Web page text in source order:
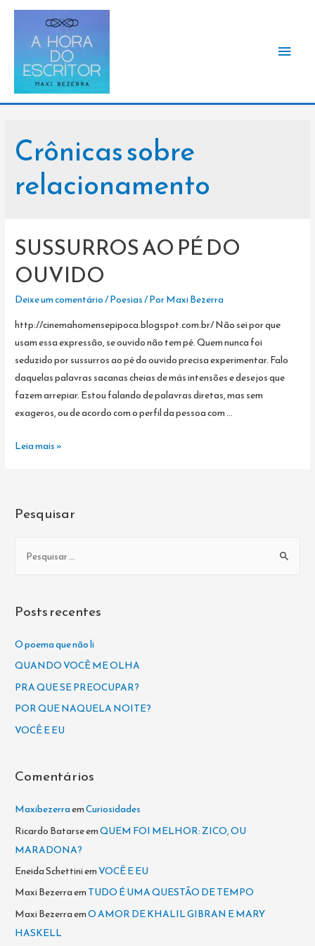
Crônicas sobre
relacionamento
SUSSURROS AO PÉ DO
OUVIDO
Deixe um comentário/Poesias/ PorMaxi Bezerra
http://cinemahomensepipoca.blogspot.com.br/ Não sei por que
usam essa expressão, se ouvido não tem pé. Quem nunca foi
seduzido por sussurros ao pé do ouvido precisa experimentar. Falo
daquelas palavras sacanas cheias de más intensões e desejos que
fazem arrepiar. Estou falando de palavras diretas, mas sem
exageros, ou de acordo com o perfil da pessoa com …
SUSSURROS
OUVIDO
Leia mais »
Pesquisar
i
s
p
o
:
Posts recentes
O poema que não li
QUANDO VOCÊ ME OLHA
PRA QUE SE PREOCUPAR?
POR QUE NAQUELA NOITE?
VOCÊ E EU
Comentários
MaxibezerraemCuriosidades
Ricardo BatarseemQUEM FOI MELHOR: ZICO, OU
MARADONA?
Eneida SchettiniemVOCÊ E EU
Maxi Bezerraem TUDO É UMA QUESTÃO DE TEMPO
Maxi BezerraemO AMOR DE KHALIL GIBRAN E MARY
HASKELL